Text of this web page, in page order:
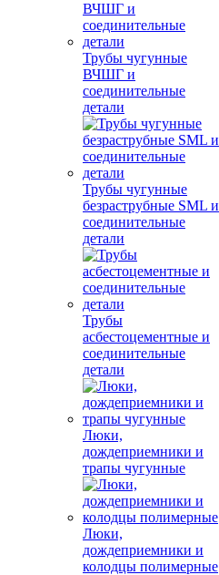
Трубы чугунные
ВЧШГ и
соединительные
детали
Трубы чугунные
безраструбные SML и
соединительные
детали
Трубы
асбестоцементные и
соединительные
детали
Люки,
дождеприемники и
трапы чугунные
Люки,
дождеприемники и
колодцы полимерные